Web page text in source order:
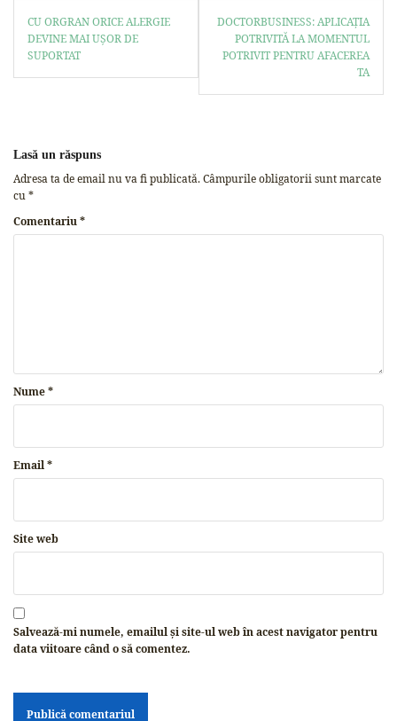
CU ORGRAN ORICE ALERGIE
DEVINE MAI UȘOR DE
SUPORTAT
DOCTORBUSINESS: APLICAȚIA
POTRIVITĂ LA MOMENTUL
POTRIVIT PENTRU AFACEREA
TA
Lasă un răspuns
Adresa ta de email nu va fi publicată.Câmpurile obligatorii sunt marcate
cu*
Comentariu*
Nume*
Email*
Site web
Salvează-mi numele, emailul și site-ul web în acest navigator pentru
data viitoare când o să comentez.